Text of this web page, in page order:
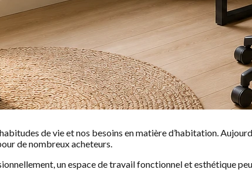
de vie et nos besoins en matière d’habitation.
de nombreux acheteurs.
un espace de travail fonctionnel et esthétique